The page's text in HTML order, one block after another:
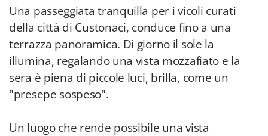
Una passeggiata tranquilla per i vicoli curati
della città di Custonaci, conduce fino a una
terrazza panoramica. Di giorno il sole la
illumina, regalando una vista mozzafiato e la
sera è piena di piccole luci, brilla, come un
"presepe sospeso".
Un luogo che rende possibile una vista